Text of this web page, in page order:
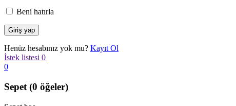
Beni hatırla
Henüz hesabınız yok mu? Kayıt Ol
İstek listesi 0
0
Sepet (0 öğeler)